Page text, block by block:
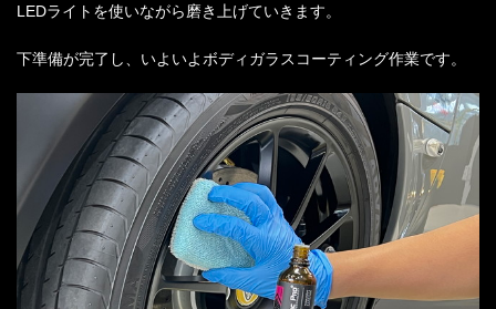
LEDライトを使いながら磨き上げていきます。
下準備が完了し、いよいよボディガラスコーティング作業です。